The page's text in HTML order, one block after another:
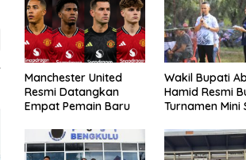
Manchester United
Resmi Datangkan
Empat Pemain Baru
Wakil Bupati
Hamid Resmi
Turnamen Mini